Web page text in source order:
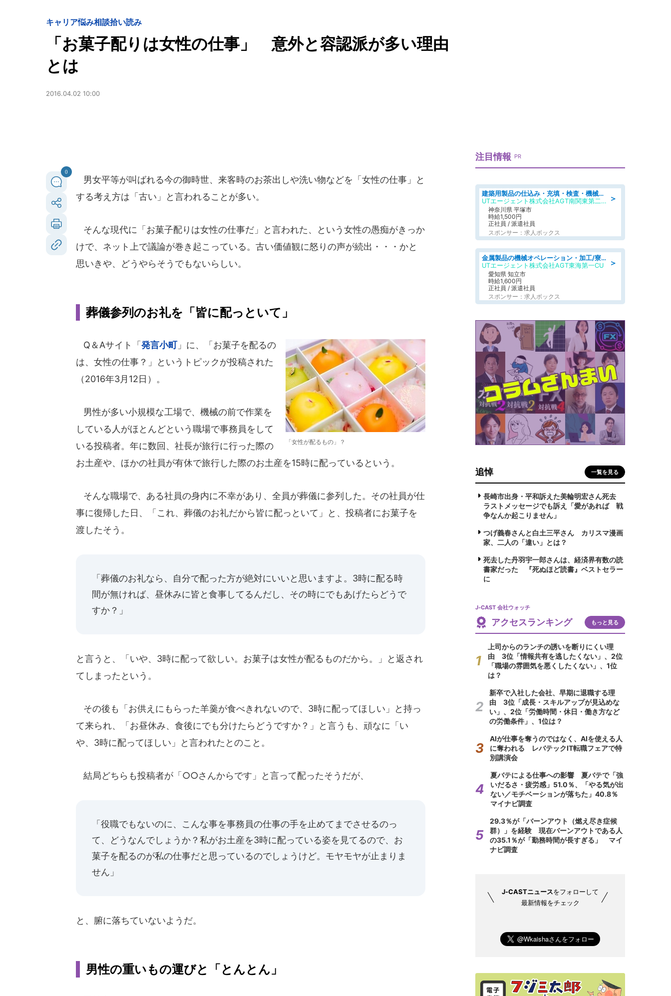
キャリア悩み相談拾い読み
「お菓子配りは女性の仕事」 意外と容認派が多い理由
とは
2016.04.02 10:00
0
男女平等が叫ばれる今の御時世、来客時のお茶出しや洗い物などを「女性の仕事」と
する考え方は「古い」と言われることが多い。
そんな現代に「お菓子配りは女性の仕事だ」と言われた、という女性の愚痴がきっか
けで、ネット上で議論が巻き起こっている。古い価値観に怒りの声が続出・・・かと
思いきや、どうやらそうでもないらしい。
葬儀参列のお礼を「皆に配っといて」
「女性が配るもの」？
Q＆Aサイト「 発言小町」に、「お菓子を配るの
は、女性の仕事？」というトピックが投稿された
（2016年3月12日）。
男性が多い小規模な工場で、機械の前で作業を
している人がほとんどという職場で事務員をして
いる投稿者。年に数回、社長が旅行に行った際の
お土産や、ほかの社員が有休で旅行した際のお土産を15時に配っているという。
そんな職場で、ある社員の身内に不幸があり、全員が葬儀に参列した。その社員が仕
事に復帰した日、「これ、葬儀のお礼だから皆に配っといて」と、投稿者にお菓子を
渡したそう。
「葬儀のお礼なら、自分で配った方が絶対にいいと思いますよ。3時に配る時
間が無ければ、昼休みに皆と食事してるんだし、その時にでもあげたらどうで
すか？」
と言うと、「いや、3時に配って欲しい。お菓子は女性が配るものだから。」と返され
てしまったという。
その後も「お供えにもらった羊羹が食べきれないので、3時に配ってほしい」と持っ
て来られ、「お昼休み、食後にでも分けたらどうですか？」と言うも、頑なに「い
や、3時に配ってほしい」と言われたとのこと。
結局どちらも投稿者が「○○さんからです」と言って配ったそうだが、
「役職でもないのに、こんな事を事務員の仕事の手を止めてまでさせるのっ
て、どうなんでしょうか？私がお土産を3時に配っている姿を見てるので、お
菓子を配るのが私の仕事だと思っているのでしょうけど。モヤモヤが止まりま
せん」
と、腑に落ちていないようだ。
男性の重いもの運びと「とんとん」
注目情報 PR
＞
建築用製品の仕込み・充填・検査・機械操作/寮完備/日払い/工場・製造
UTエージェント株式会社AGT南関東第二CU
神奈川県 平塚市
時給1,500円
正社員 / 派遣社員
スポンサー：求人ボックス
＞
金属製品の機械オペレーション・加工/寮完備/日払い/工場・製造
UTエージェント株式会社AGT東海第一CU
愛知県 知立市
時給1,600円
正社員 / 派遣社員
スポンサー：求人ボックス
追悼 一覧を見る
長崎市出身・平和訴えた美輪明宏さん死去
ラストメッセージでも訴え「愛があれば 戦
争なんか起こりません」
つげ義春さんと白土三平さん カリスマ漫画
家、二人の「違い」とは？
死去した丹羽宇一郎さんは、経済界有数の読
書家だった 『死ぬほど読書』ベストセラー
に
J-CAST 会社ウォッチ
アクセスランキング もっと見る
上司からのランチの誘いを断りにくい理
由 3位「情報共有を逃したくない」、2位
「職場の雰囲気を悪くしたくない」、1位
は？
新卒で入社した会社、早期に退職する理
由 3位「成長・スキルアップが見込めな
い」、2位「労働時間・休日・働き方など
の労働条件」、1位は？
AIが仕事を奪うのではなく、AIを使える人
に奪われる レバテックIT転職フェアで特
別講演会
夏バテによる仕事への影響 夏バテで「強
いだるさ・疲労感」51.0％、「やる気が出
ない／モチベーションが落ちた」40.8％
マイナビ調査
29.3％が「バーンアウト（燃え尽き症候
群）」を経験 現在バーンアウトである人
の35.1％が「勤務時間が長すぎる」 マイ
ナビ調査
J-CASTニュースをフォローして
最新情報をチェック